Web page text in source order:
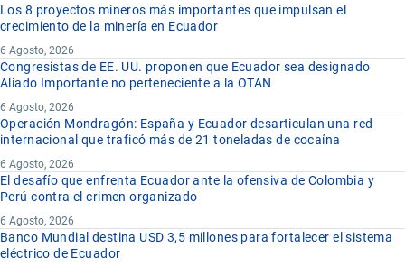
Los 8 proyectos mineros más importantes que impulsan el
crecimiento de la minería en Ecuador
6 Agosto, 2026
Congresistas de EE. UU. proponen que Ecuador sea designado
Aliado Importante no perteneciente a la OTAN
6 Agosto, 2026
Operación Mondragón: España y Ecuador desarticulan una red
internacional que traficó más de 21 toneladas de cocaína
6 Agosto, 2026
El desafío que enfrenta Ecuador ante la ofensiva de Colombia y
Perú contra el crimen organizado
6 Agosto, 2026
Banco Mundial destina USD 3,5 millones para fortalecer el sistema
eléctrico de Ecuador